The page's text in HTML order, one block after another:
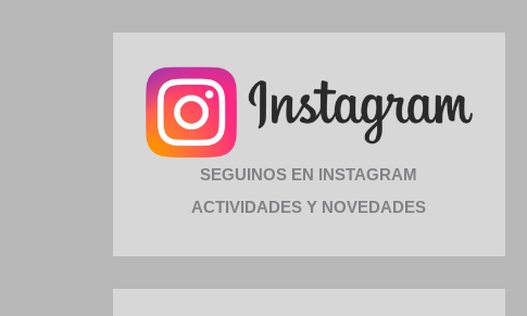
SEGUINOS EN INSTAGRAM
ACTIVIDADES Y NOVEDADES